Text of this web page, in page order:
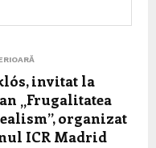
invitat la
„Frugalitatea
organizat
ICR Madrid